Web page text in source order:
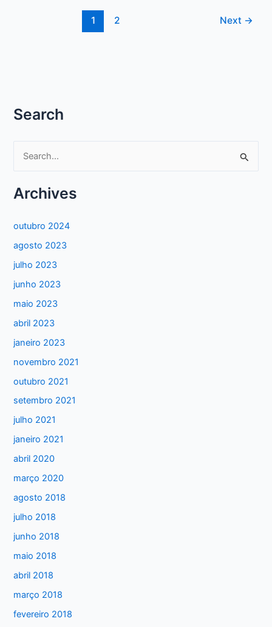
1 2 Next →
Search
q
a
r
p
o
r
:
Archives
outubro 2024
agosto 2023
julho 2023
junho 2023
maio 2023
abril 2023
janeiro 2023
novembro 2021
outubro 2021
setembro 2021
julho 2021
janeiro 2021
abril 2020
março 2020
agosto 2018
julho 2018
junho 2018
maio 2018
abril 2018
março 2018
fevereiro 2018